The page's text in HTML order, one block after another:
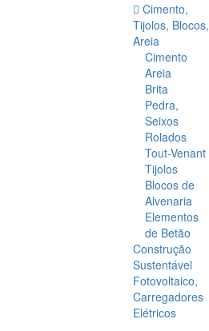
Cimento,
Tijolos, Blocos,
Areia
Cimento
Areia
Brita
Pedra,
Seixos
Rolados
Tout-Venant
Tijolos
Blocos de
Alvenaria
Elementos
de Betão
Construção
Sustentável
Fotovoltaico,
Carregadores
Elétricos